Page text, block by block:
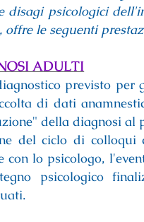
disagi psicologici
offre le seguenti
ADULTI
previsto
di dati
della diagnosi al
del ciclo di colloqui
con lo psicologo,
psicologico